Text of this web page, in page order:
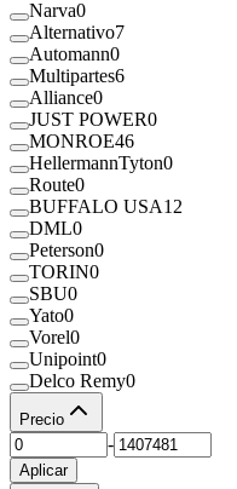
Narva0
Alternativo7
Automann0
Multipartes6
Alliance0
JUST POWER0
MONROE46
HellermannTyton0
Route0
BUFFALO USA12
DML0
Peterson0
TORIN0
SBU0
Yato0
Vorel0
Unipoint0
Delco Remy0
Precio
-
Aplicar